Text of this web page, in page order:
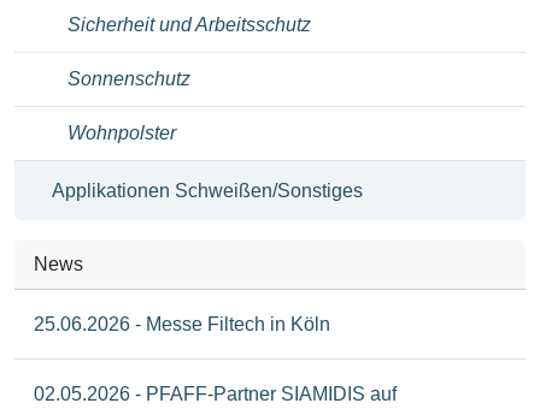
Sicherheit und Arbeitsschutz
Sonnenschutz
Wohnpolster
Applikationen Schweißen/Sonstiges
News
25.06.2026 - Messe Filtech in Köln
02.05.2026 - PFAFF-Partner SIAMIDIS auf